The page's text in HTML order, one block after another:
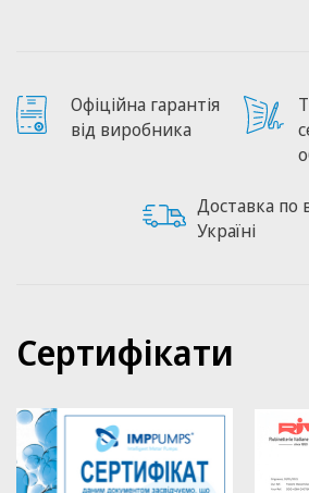
Офіційна гарантія
від виробника
Доставка по
Україні
Сертифікати